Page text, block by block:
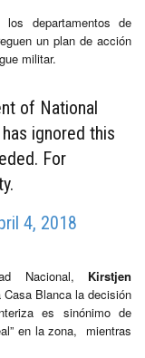
departamentos de
un plan de acción
militar.
of National
ignored this
For
4, 2018
Nacional, Kirstjen
Blanca la decisión
es sinónimo de
en la zona, mientras